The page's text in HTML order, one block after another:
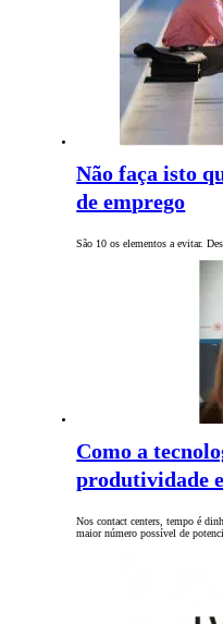
Não faça isto
de emprego
São 10 os elementos a evitar.
Como a
produtividade
Nos contact centers, tempo é
maior número possível de